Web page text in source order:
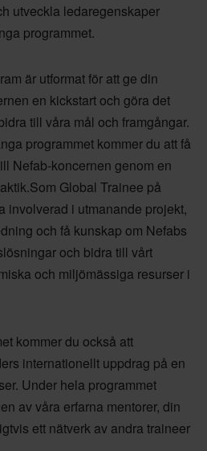
utveckla ledaregenskaper
programmet.
är utformat för att ge din
en kickstart och göra det
till våra mål och framgångar.
programmet kommer du att få
Nefab-koncernen genom en
Global Trainee på
involverad i utmanande projekt,
och få kunskap om Nefabs
och bidra till vårt
och miljömässiga resurser i
kommer du också att
internationellt uppdrag på en
Under hela programmet
av våra erfarna mentorer, din
ett nätverk av andra traineer